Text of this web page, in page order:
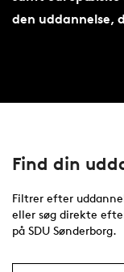
den uddannelse,
Find din
Filtrer efter
eller søg direkte
på SDU Sønderborg.